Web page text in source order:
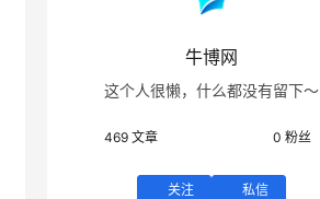
牛博网
这个人很懒，什么都没有留下～
469 文章 0 粉丝
关注 私信